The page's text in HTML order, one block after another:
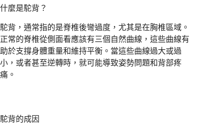
什麼是駝背？
駝背，通常指的是脊椎後彎過度，尤其是在胸椎區域。
正常的脊椎從側面看應該有三個自然曲線，這些曲線有
助於支撐身體重量和維持平衡。當這些曲線過大或過
小，或者甚至逆轉時，就可能導致姿勢問題和背部疼
痛。
駝背的成因